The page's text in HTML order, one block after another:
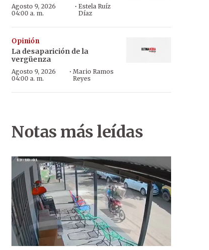
Agosto 9, 2026
04:00 a. m.
·Estela Ruíz
Díaz
Opinión
La desaparición de la
vergüenza
Agosto 9, 2026
04:00 a. m.
· Mario Ramos
Reyes
Notas más leídas